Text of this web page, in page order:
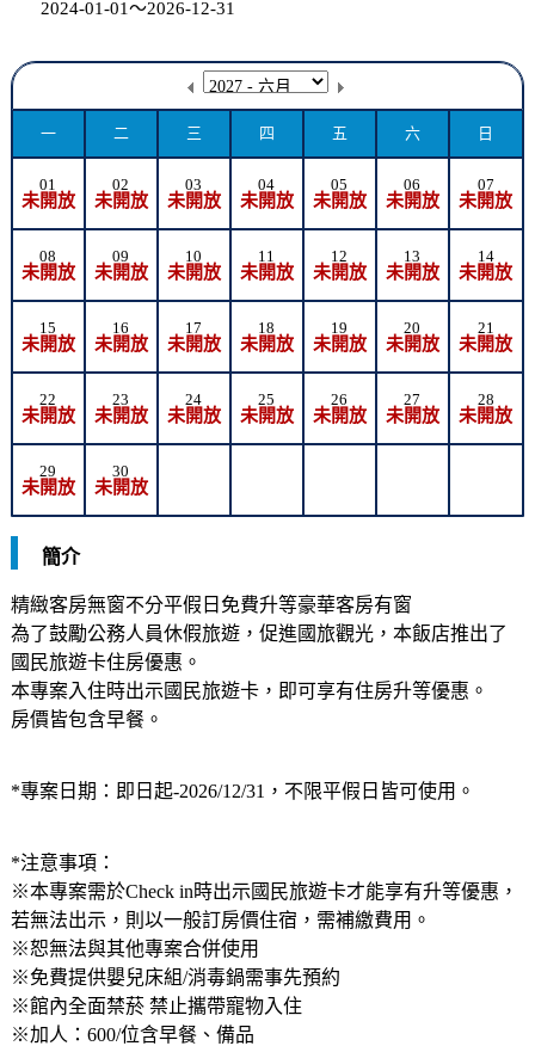
2024-01-01～2026-12-31
一 二 三 四 五 六 日
01
未開放
02
未開放
03
未開放
04
未開放
05
未開放
06
未開放
07
未開放
08
未開放
09
未開放
10
未開放
11
未開放
12
未開放
13
未開放
14
未開放
15
未開放
16
未開放
17
未開放
18
未開放
19
未開放
20
未開放
21
未開放
22
未開放
23
未開放
24
未開放
25
未開放
26
未開放
27
未開放
28
未開放
29
未開放
30
未開放
簡介
精緻客房無窗不分平假日免費升等豪華客房有窗
為了鼓勵公務人員休假旅遊，促進國旅觀光，本飯店推出了
國民旅遊卡住房優惠。
本專案入住時出示國民旅遊卡，即可享有住房升等優惠。
房價皆包含早餐。
*專案日期：即日起-2026/12/31，不限平假日皆可使用。
*注意事項：
※本專案需於Check in時出示國民旅遊卡才能享有升等優惠，
若無法出示，則以一般訂房價住宿，需補繳費用。
※恕無法與其他專案合併使用
※免費提供嬰兒床組/消毒鍋需事先預約
※館內全面禁菸 禁止攜帶寵物入住
※加人：600/位含早餐、備品